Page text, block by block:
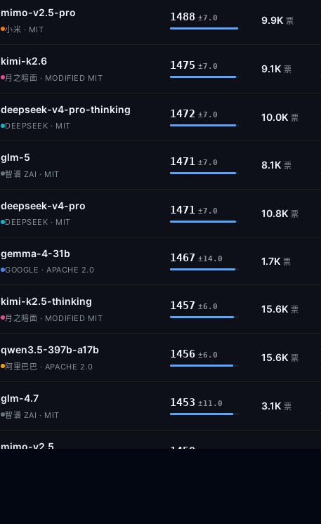
mimo-v2.5-pro
小米 · MIT
1488 ±7.0 9.9K 票
kimi-k2.6
月之暗面 · MODIFIED MIT
1475 ±7.0 9.1K 票
deepseek-v4-pro-thinking
DEEPSEEK · MIT
1472 ±7.0 10.0K 票
glm-5
智谱 ZAI · MIT
1471 ±7.0 8.1K 票
deepseek-v4-pro
DEEPSEEK · MIT
1471 ±7.0 10.8K 票
gemma-4-31b
GOOGLE · APACHE 2.0
1467 ±14.0 1.7K 票
kimi-k2.5-thinking
月之暗面 · MODIFIED MIT
1457 ±6.0 15.6K 票
qwen3.5-397b-a17b
阿里巴巴 · APACHE 2.0
1456 ±6.0 15.6K 票
glm-4.7
智谱 ZAI · MIT
1453 ±11.0 3.1K 票
mimo-v2.5 1450